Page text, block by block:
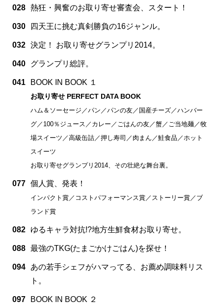
028 熱狂・興奮のお取り寄せ審査会、スタート！
030 四天王に挑む真剣勝負の16ジャンル。
032 決定！ お取り寄せグランプリ2014。
040 グランプリ総評。
041 BOOK IN BOOK １
お取り寄せ PERFECT DATA BOOK
ハム＆ソーセージ／パン／パンの友／国産チーズ／ハンバー
グ／100％ジュース／カレー／ごはんの友／蟹／ご当地麺／牧
場スイーツ／高級缶詰／押し寿司／肉まん／鮭食品／ホット
スイーツ
お取り寄せグランプリ2014、その壮絶な舞台裏。
077 個人賞、発表！
インパクト賞／コストパフォーマンス賞／ストーリー賞／ブ
ランド賞
082 ゆるキャラ対抗!?地方生鮮食材お取り寄せ。
088 最強のTKG(たまごかけごはん)を探せ！
094
あの若手シェフがハマってる、お薦め調味料リス
ト。
097 BOOK IN BOOK ２